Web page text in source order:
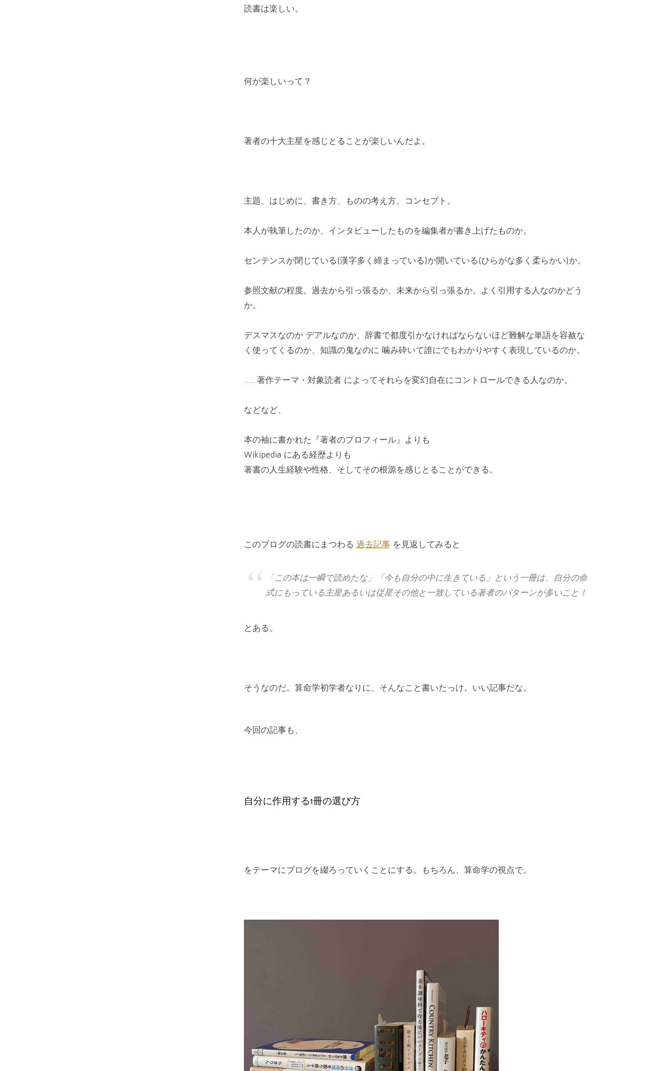
読書は楽しい。
何が楽しいって？
著者の十大主星を感じとることが楽しいんだよ。
主題、はじめに、書き方、ものの考え方、コンセプト。
本人が執筆したのか、インタビューしたものを編集者が書き上げたものか。
センテンスが閉じている(漢字多く締まっている)か開いている(ひらがな多く柔らかい)か。
参照文献の程度。過去から引っ張るか、未来から引っ張るか。よく引用する人なのかどう
か。
デスマスなのか デアルなのか、辞書で都度引かなければならないほど難解な単語を容赦な
く使ってくるのか、知識の鬼なのに 噛み砕いて誰にでもわかりやすく表現しているのか。
….. 著作テーマ・対象読者 によってそれらを変幻自在にコントロールできる人なのか。
などなど、
本の袖に書かれた『著者のプロフィール』よりも
Wikipedia にある経歴よりも
著書の人生経験や性格、そしてその根源を感じとることができる。
このブログの読書にまつわる 過去記事を見返してみると
「この本は一瞬で読めたな」「今も自分の中に生きている」という一冊は、自分の命
式にもっている主星あるいは従星その他と一致している著者のパターンが多いこと！
とある。
そうなのだ。算命学初学者なりに、そんなこと書いたっけ。いい記事だな。
今回の記事も、
自分に作用する1冊の選び方
をテーマにブログを綴ろっていくことにする。もちろん、算命学の視点で。